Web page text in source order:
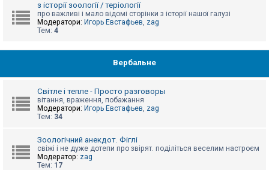
з історії зоології / теріології
про важливі і мало відомі сторінки з історії нашої галузі
Модератори: Игорь Евстафьев, zag
Тем: 4
Вербальне
Світле і тепле - Просто разговоры
вітання, враження, побажання
Модератори: Игорь Евстафьев, zag
Тем: 34
Зоологічний анекдот. Фіглі
свіжі і не дуже дотепи про звірят. поділіться веселим настроєм
Модератор: zag
Тем: 17